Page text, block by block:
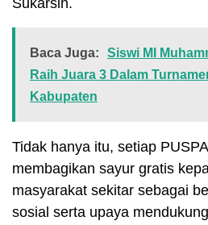
Sukarsih.
Baca Juga:
Siswi MI
Raih Juara 3 Dalam
Kabupaten
Tidak hanya itu, setiap
membagikan sayur gratis
masyarakat sekitar sebagai
sosial serta upaya